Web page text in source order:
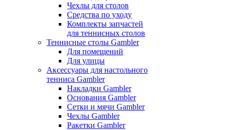
Чехлы для столов
Средства по уходу
Комплекты запчастей
для теннисных столов
Теннисные столы Gambler
Для помещений
Для улицы
Аксессуары для настольного
тенниса Gambler
Накладки Gambler
Основания Gambler
Сетки и мячи Gambler
Чехлы Gambler
Ракетки Gambler